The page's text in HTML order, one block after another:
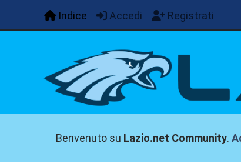
Indice Accedi Registrati
Benvenuto su Lazio.net Community.